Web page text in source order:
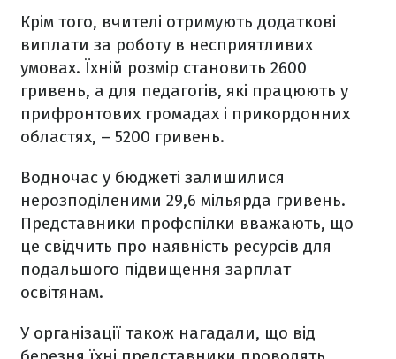
Крім того, вчителі отримують додаткові
виплати за роботу в несприятливих
умовах. Їхній розмір становить 2600
гривень, а для педагогів, які працюють у
прифронтових громадах і прикордонних
областях, – 5200 гривень.
Водночас у бюджеті залишилися
нерозподіленими 29,6 мільярда гривень.
Представники профспілки вважають, що
це свідчить про наявність ресурсів для
подальшого підвищення зарплат
освітянам.
У організації також нагадали, що від